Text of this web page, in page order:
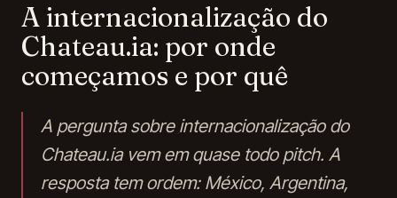
A internacionalização do
Chateau.ia: por onde
começamos e por quê
A pergunta sobre internacionalização do
Chateau.ia vem em quase todo pitch. A
resposta tem ordem: México, Argentina,